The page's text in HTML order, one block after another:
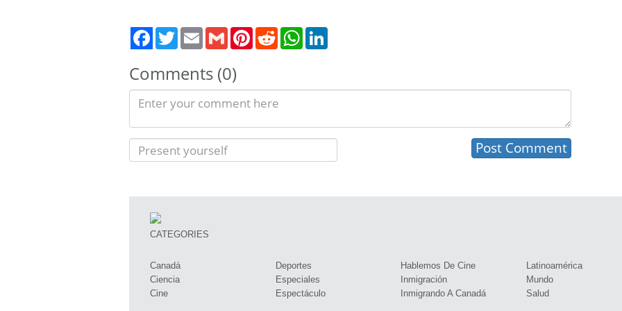
TwitterEmail Gmail PinterestRedditWhatsApp
Comments (0)
CATEGORIES
Canadá
Ciencia
Cine
Deportes
Especiales
Espectáculo
Hablemos De Cine
Inmigración
Inmigrando A Canadá
Latinoamérica
Mundo
Salud